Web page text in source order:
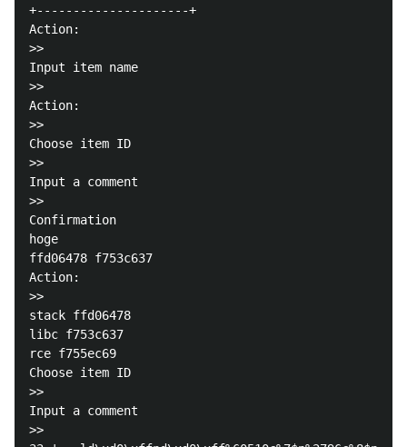
+---------------------+
Action:
>>
Input item name
>>
Action:
>>
Choose item ID
>>
Input a comment
>>
Confirmation
hoge
ffd06478 f753c637
Action:
>>
stack ffd06478
libc f753c637
rce f755ec69
Choose item ID
>>
Input a comment
>>